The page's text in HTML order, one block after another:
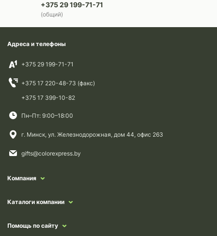
+375 29 199-71-71
(общий)
Адреса и телефоны
+375 29 199-71-71
+375 17 220-48-73 (факс)
+375 17 399-10-82
Пн–Пт: 9:00–18:00
г. Минск, ул. Железнодорожная, дом 44, офис 263
gifts@colorexpress.by
Компания
Каталоги компании
Помощь по сайту